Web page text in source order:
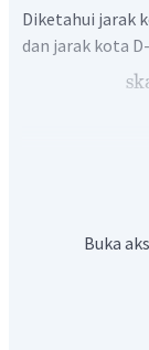
Diketahui jarak
dan jarak kota
DenganBuka